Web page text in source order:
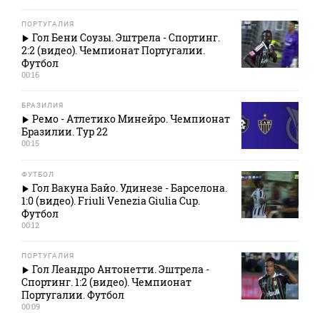
ПОРТУГАЛИЯ
Гол Бени Соузы. Эштрела - Спортинг.
2:2 (видео). Чемпионат Португалии.
Футбол
00:16
БРАЗИЛИЯ
Ремо - Атлетико Минейро. Чемпионат
Бразилии. Тур 22
00:15
ФУТБОЛ
Гол Вакуна Байо. Удинезе - Барселона.
1:0 (видео). Friuli Venezia Giulia Cup.
Футбол
00:12
ПОРТУГАЛИЯ
Гол Леандро Антонетти. Эштрела -
Спортинг. 1:2 (видео). Чемпионат
Португалии. Футбол
00:09